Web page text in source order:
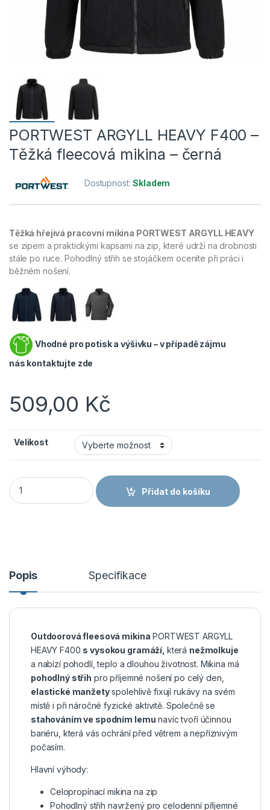
PORTWEST ARGYLL HEAVY F400 –
Těžká fleecová mikina – černá
Dostupnost:Skladem
Těžká hřejivá pracovní mikina PORTWEST ARGYLL HEAVY
se zipem a praktickými kapsami na zip, které udrží na drobnosti
stále po ruce. Pohodlný střih se stojáčkem oceníte při práci i
běžném nošení.
Vhodné pro potisk a výšivku – v případě zájmu
nás kontaktujte zde
509,00 Kč
Velikost
PORTWEST ARGYLL HEAVY F400 - Těžká fleecová mikina -
Přidat do košíku
Popis Specifikace
Outdoorová fleesová mikina PORTWEST ARGYLL
HEAVY F400 s vysokou gramáží, která nežmolkuje
a nabízí pohodlí, teplo a dlouhou životnost. Mikina má
pohodlný střih pro příjemné nošení po celý den,
elastické manžetyspolehlivě fixují rukávy na svém
místě i při náročné fyzické aktivitě. Společně se
stahováním ve spodním lemu navíc tvoří účinnou
bariéru, která vás ochrání před větrem a nepříznivým
počasím.
Hlavní výhody:
Celopropínací mikina na zip
Pohodlný střih navržený pro celodenní příjemné